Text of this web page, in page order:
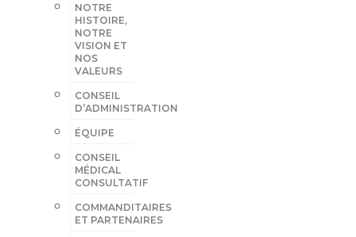
NOTRE
HISTOIRE,
NOTRE
VISION ET
NOS
VALEURS
CONSEIL
D’ADMINISTRATION
ÉQUIPE
CONSEIL
MÉDICAL
CONSULTATIF
COMMANDITAIRES
ET PARTENAIRES